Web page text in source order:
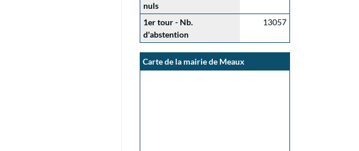
nuls
1er tour - Nb.
d'abstention
13057
Carte de la mairie de Meaux